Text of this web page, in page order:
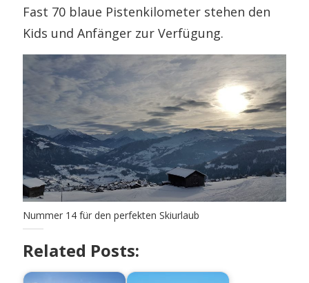
Fast 70 blaue Pistenkilometer stehen den
Kids und Anfänger zur Verfügung.
Nummer 14 für den perfekten Skiurlaub
Related Posts: